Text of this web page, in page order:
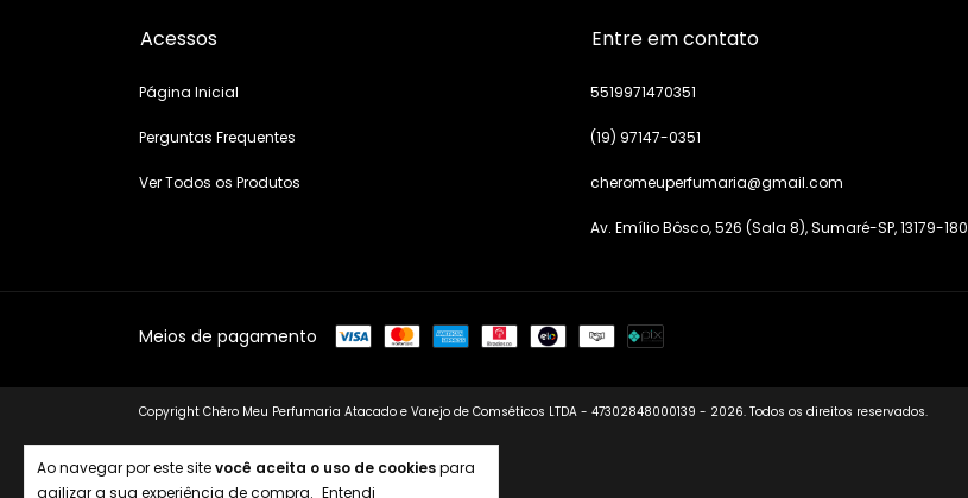
Ao navegar por este sitevocê aceita o uso de cookiespara
agilizar a sua experiência de compra. Entendi
Acessos
Página Inicial
Perguntas Frequentes
Ver Todos os Produtos
Entre em contato
5519971470351
(19) 97147-0351
cheromeuperfumaria@gmail.com
Av. Emílio Bôsco, 526 (Sala 8), Sumaré-SP, 13179-180
Meios de pagamento
Copyright Chêro Meu Perfumaria Atacado e Varejo de Comséticos LTDA - 47302848000139 - 2026. Todos os direitos reservados.